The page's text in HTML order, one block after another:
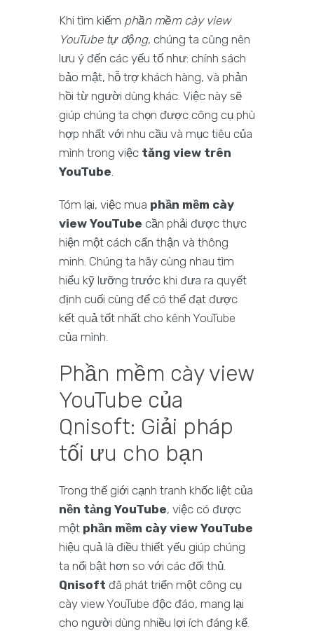
Khi tìm kiếm phần mềm cày view
YouTube tự động, chúng ta cũng nên
lưu ý đến các yếu tố như: chính sách
bảo mật, hỗ trợ khách hàng, và phản
hồi từ người dùng khác. Việc này sẽ
giúp chúng ta chọn được công cụ phù
hợp nhất với nhu cầu và mục tiêu của
mình trong việc tăng view trên
YouTube.
Tóm lại, việc mua phần mềm cày
view YouTube cần phải được thực
hiện một cách cẩn thận và thông
minh. Chúng ta hãy cùng nhau tìm
hiểu kỹ lưỡng trước khi đưa ra quyết
định cuối cùng để có thể đạt được
kết quả tốt nhất cho kênh YouTube
của mình.
Phần mềm cày view
YouTube của
Qnisoft: Giải pháp
tối ưu cho bạn
Trong thế giới cạnh tranh khốc liệt của
nền tảng YouTube, việc có được
một phần mềm cày view YouTube
hiệu quả là điều thiết yếu giúp chúng
ta nổi bật hơn so với các đối thủ.
Qnisoft đã phát triển một công cụ
cày view YouTube độc đáo, mang lại
cho người dùng nhiều lợi ích đáng kể.